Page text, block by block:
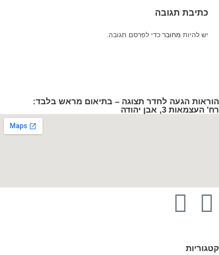
כתיבת תגובה
יש להיות מחובר כדי לפרסם תגובה.
הוראות הגעה לחדר תצוגה – בתיאום מראש בלבד:
רח' העצמאות 3, אבן יהודה
קטגוריות